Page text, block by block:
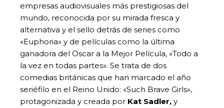
empresas audiovisuales más prestigiosas del
mundo, reconocida por su mirada fresca y
alternativa y el sello detrás de series como
«Euphoria» y de películas como la última
ganadora del Oscar a la Mejor Película, «Todo a
la vez en todas partes». Se trata de dos
comedias británicas que han marcado el año
seriéfilo en el Reino Unido: «Such Brave Girls»,
protagonizada y creada por Kat Sadler, y